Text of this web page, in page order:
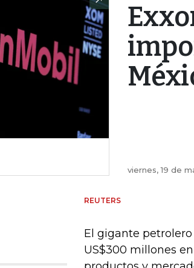
viernes, 19 de
REUTERS
El gigante
US$300 millones